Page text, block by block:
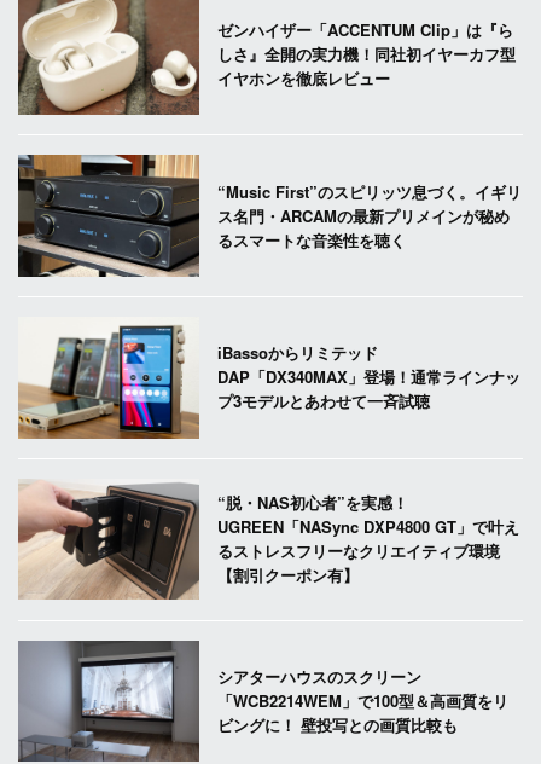
ゼンハイザー「ACCENTUM Clip」は『ら
しさ』全開の実力機！同社初イヤーカフ型
イヤホンを徹底レビュー
“Music First”のスピリッツ息づく。イギリ
ス名門・ARCAMの最新プリメインが秘め
るスマートな音楽性を聴く
iBassoからリミテッド
DAP「DX340MAX」登場！通常ラインナッ
プ3モデルとあわせて一斉試聴
“脱・NAS初心者”を実感！
UGREEN「NASync DXP4800 GT」で叶え
るストレスフリーなクリエイティブ環境
【割引クーポン有】
シアターハウスのスクリーン
「WCB2214WEM」で100型＆高画質をリ
ビングに！ 壁投写との画質比較も